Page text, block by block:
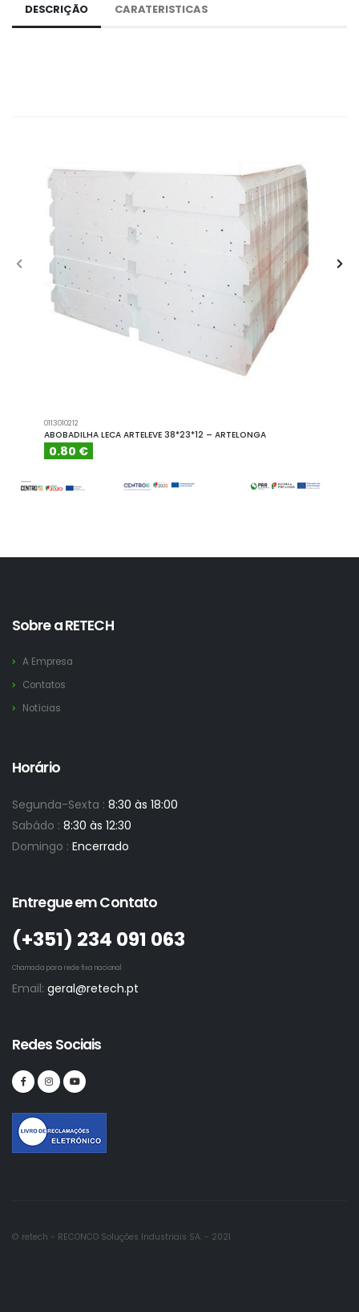
DESCRIÇÃO CARATERISTICAS
0113010212
ABOBADILHA LECA ARTELEVE 38*23*12 – ARTELONGA
0.80 €
Sobre a RETECH
A Empresa
Contatos
Notícias
Horário
Segunda-Sexta : 8:30 às 18:00
Sabádo : 8:30 às 12:30
Domingo : Encerrado
Entregue em Contato
(+351)­ 234 091 063
Chamada para rede fixa nacional
Email: geral@retech.pt
Redes Sociais
© retech - RECONCO Soluções Industriais SA. - 2021